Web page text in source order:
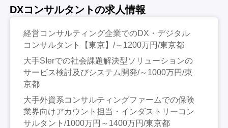
DXコンサルタントの求人情報
経営コンサルティング企業でのDX・デジタル
コンサルタント【東京】/～1200万円/東京都
大手SIerでの社会課題解決型ソリューションの
サービス検討及びシステム開発/～1000万円/東
京都
大手外資系コンサルティングファームでの保険
業界向けアカウント担当・インダストリーコン
サルタント/1000万円～1400万円/東京都